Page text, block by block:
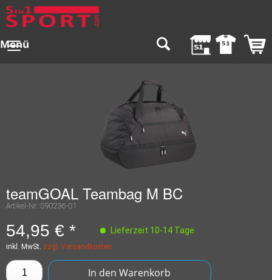
Menü
teamGOAL Teambag M BC
Artikel-Nr.: 090236-01
54,95 € * Lieferzeit 10-14 Tage
inkl. MwSt. zzgl. Versandkosten
In den Warenkorb